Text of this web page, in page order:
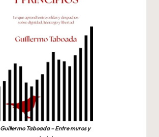
Guillermo Taboada – Entre muros y